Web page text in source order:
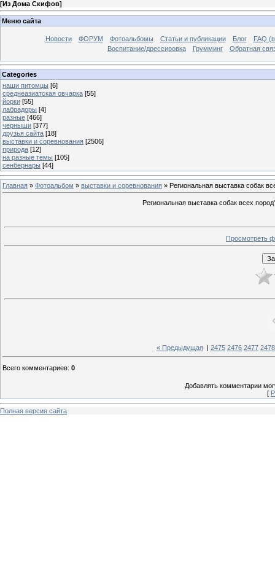
[Из Дома Скифов]
Меню сайта
Новости ФОРУМ Фотоальбомы Статьи и публикации Блог
FAQ
Воспитание/дрессировка
Грумминг Обратная
Categories
наши питомцы [6]
среднеазиатская овчарка [55]
йорки [55]
лабрадоры [4]
разные [466]
черныши [377]
друзья сайта [18]
выставки и соревнования [2506]
природа [12]
на разные темы [105]
сенбернары [44]
Главная » Фотоальбом » выставки и соревнования » Региональная выставка собак
Региональная выставка собак всех
Просмотреть
« Предыдущая | 2475 2476 2477 2478
Всего комментариев: 0
Добавлять комментарии
[
Полная версия сайта